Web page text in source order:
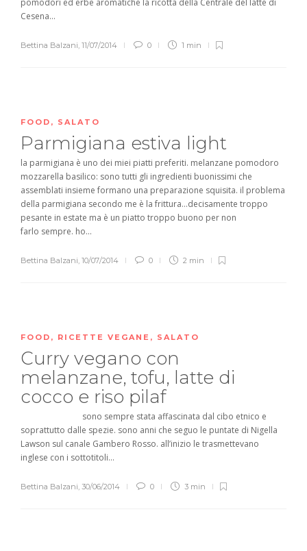
pomodori ed erbe aromatiche la ricotta della Centrale del latte di
Cesena...
Bettina Balzani, 11/07/2014 0 1 min
FOOD , SALATO
Parmigiana estiva light
la parmigiana è uno dei miei piatti preferiti. melanzane pomodoro
mozzarella basilico: sono tutti gli ingredienti buonissimi che
assemblati insieme formano una preparazione squisita. il problema
della parmigiana secondo me è la frittura…decisamente troppo
pesante in estate ma è un piatto troppo buono per non
farlo sempre. ho...
Bettina Balzani, 10/07/2014 0 2 min
FOOD , RICETTE VEGANE , SALATO
Curry vegano con
melanzane, tofu, latte di
cocco e riso pilaf
sono sempre stata affascinata dal cibo etnico e
soprattutto dalle spezie. sono anni che seguo le puntate di Nigella
Lawson sul canale Gambero Rosso. all’inizio le trasmettevano
inglese con i sottotitoli...
Bettina Balzani, 30/06/2014 0 3 min